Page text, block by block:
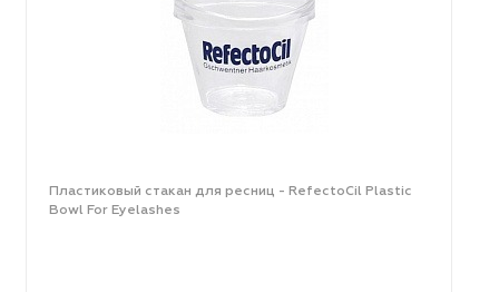
Пластиковый стакан для ресниц - RefectoCil Plastic
Bowl For Eyelashes